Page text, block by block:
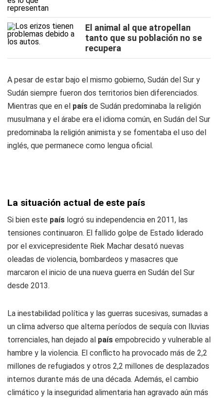
El animal al que atropellan
tanto que su población no se
recupera
A pesar de estar bajo el mismo gobierno, Sudán del Sur y
Sudán siempre fueron dos territorios bien diferenciados.
Mientras que en el país de Sudán predominaba la religión
musulmana y el árabe era el idioma común, en Sudán del Sur
predominaba la religión animista y se fomentaba el uso del
inglés, que permanece como lengua oficial.
La situación actual de este país
Si bien este país logró su independencia en 2011, las
tensiones continuaron. El fallido golpe de Estado liderado
por el exvicepresidente Riek Machar desató nuevas
oleadas de violencia, bombardeos y masacres que
marcaron el inicio de una nueva guerra en Sudán del Sur
desde 2013.
La inestabilidad política y las guerras sucesivas, sumadas a
un clima adverso que alterna períodos de sequía con lluvias
torrenciales, han dejado al país empobrecido y vulnerable al
hambre y la violencia. El conflicto ha provocado más de 2,2
millones de refugiados y otros 2,2 millones de desplazados
internos durante más de una década. Además, el cambio
climático y la inseguridad alimentaria han agravado aún más